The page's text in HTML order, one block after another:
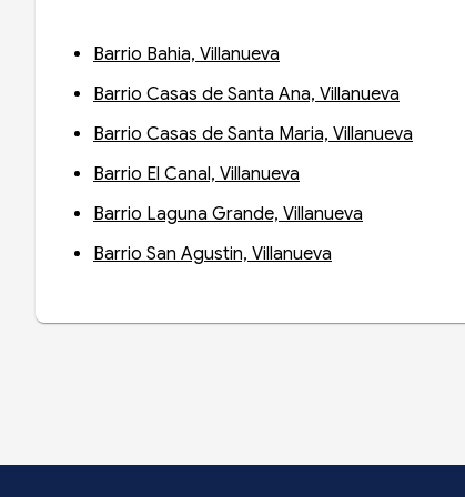
Barrio Bahia, Villanueva
Barrio Casas de Santa Ana, Villanueva
Barrio Casas de Santa Maria, Villanueva
Barrio El Canal, Villanueva
Barrio Laguna Grande, Villanueva
Barrio San Agustin, Villanueva